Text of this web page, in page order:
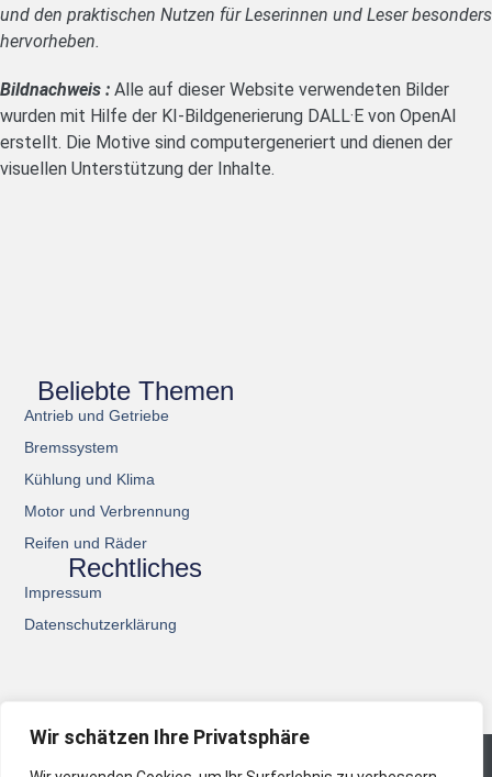
Wir schätzen Ihre Privatsphäre
und den praktischen Nutzen für Leserinnen und Leser besonders
hervorheben.
Bildnachweis : Alle auf dieser Website verwendeten Bilder
wurden mit Hilfe der KI-Bildgenerierung DALL·E von OpenAI
erstellt. Die Motive sind computergeneriert und dienen der
visuellen Unterstützung der Inhalte.
Beliebte Themen
Antrieb und Getriebe
Bremssystem
Kühlung und Klima
Motor und Verbrennung
Reifen und Räder
Rechtliches
Impressum
Datenschutzerklärung
© 2026 All Rights Reserved.